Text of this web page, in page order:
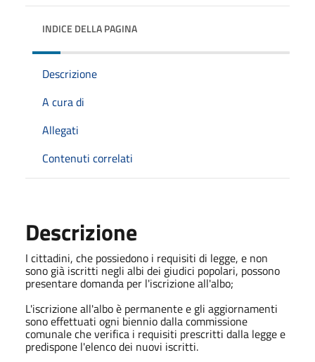
INDICE DELLA PAGINA
Descrizione
A cura di
Allegati
Contenuti correlati
Descrizione
I cittadini, che possiedono i requisiti di legge, e non
sono già iscritti negli albi dei giudici popolari, possono
presentare domanda per l'iscrizione all'albo;
L'iscrizione all'albo è permanente e gli aggiornamenti
sono effettuati ogni biennio dalla commissione
comunale che verifica i requisiti prescritti dalla legge e
predispone l'elenco dei nuovi iscritti.